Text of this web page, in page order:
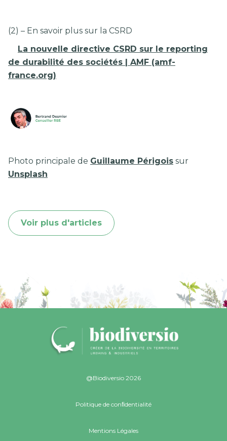
(2) – En savoir plus sur la CSRD
La nouvelle directive CSRD sur le reporting
de durabilité des sociétés | AMF (amf-
france.org)
Photo principale de Guillaume Périgois sur
Unsplash
Voir plus d'articles
@Biodiversio 2026
Politique de conﬁdentialité
Mentions Légales